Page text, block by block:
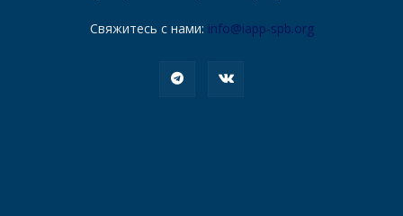
Свяжитесь с нами: info@iapp-spb.org